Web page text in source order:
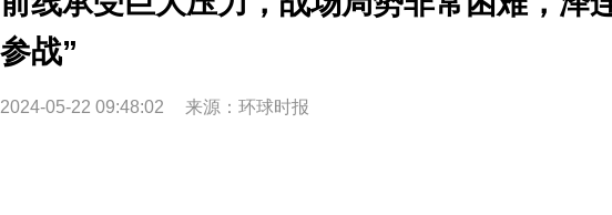
参战”
2024-05-22 09:48:02 来源：环球时报